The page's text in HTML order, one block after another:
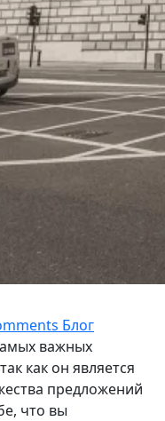
Блог
важных
как он является
предложений
что вы